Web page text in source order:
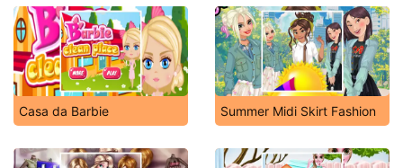
Casa da Barbie Summer Midi Skirt Fashion